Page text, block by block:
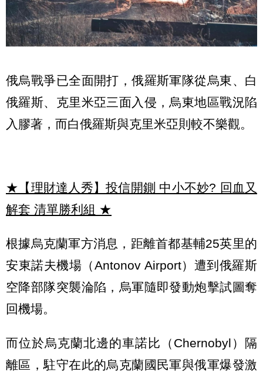
俄烏戰爭已全面開打，俄羅斯軍隊從烏東、白
俄羅斯、克里米亞三面入侵，烏東地區戰況陷
入膠著，而白俄羅斯與克里米亞則較不樂觀。
★【理財達人秀】投信開鍘 中小不妙? 回血又
解套 清單勝利組 ★
根據烏克蘭軍方消息，距離首都基輔25英里的
安東諾夫機場（Antonov Airport）遭到俄羅斯
空降部隊突襲淪陷，烏軍隨即發動炮擊試圖奪
回機場。
而位於烏克蘭北邊的車諾比（Chernobyl）隔
離區，駐守在此的烏克蘭國民軍與俄軍爆發激